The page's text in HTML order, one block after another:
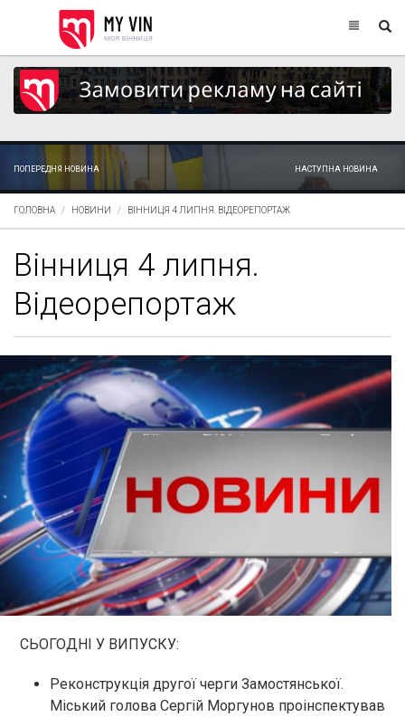
ПОПЕРЕДНЯ НОВИНА НАСТУПНА НОВИНА
ГОЛОВНА НОВИНИ ВІННИЦЯ 4 ЛИПНЯ. ВІДЕОРЕПОРТАЖ
Вінниця 4 липня.
Відеорепортаж
СЬОГОДНІ У ВИПУСКУ:
Реконструкція другої черги Замостянської.
Міський голова Сергій Моргунов проінспектував